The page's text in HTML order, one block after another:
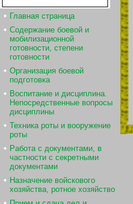
Главная страница
Содержание боевой и
мобилизационной
готовности, степени
готовности
Организация боевой
подготовка
Воспитание и дисциплина.
Непосредственные вопросы
дисциплины
Техника роты и вооружение
роты
Работа с документами, в
частности с секретными
документами
Назначение войскового
хозяйства, ротное хозяйство